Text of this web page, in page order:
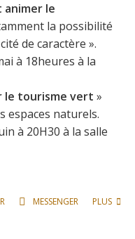
le
la possibilité
de caractère ».
à 18heures à la
le tourisme vert »
espaces naturels.
à 20H30 à la salle
MESSENGER PLUS